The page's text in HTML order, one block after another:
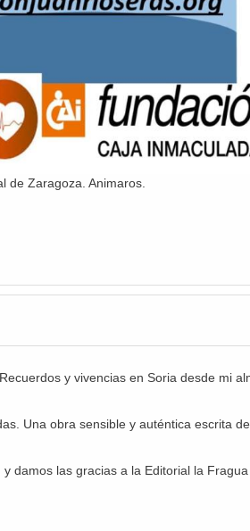
de Zaragoza. Animaros.
y vivencias en Soria desde mi
Una obra sensible y auténtica escrita
damos las gracias a la Editorial la